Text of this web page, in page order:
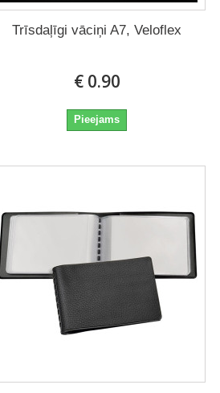
Trīsdaļīgi vāciņi A7, Veloflex
€ 0.90
Pieejams